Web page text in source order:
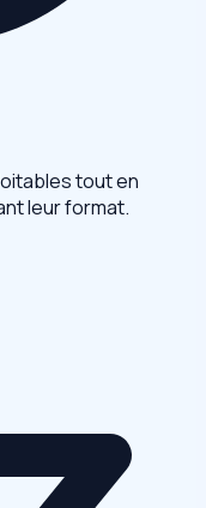
tout en
leur format.